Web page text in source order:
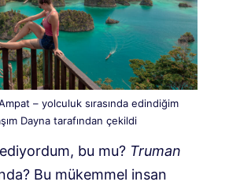
– yolculuk sırasında edindiğim
Dayna tarafından çekildi
bu mu? Truman
Bu mükemmel insan